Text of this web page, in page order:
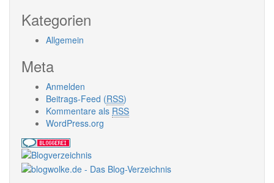
Kategorien
Allgemein
Meta
Anmelden
Beitrags-Feed (RSS)
Kommentare als RSS
WordPress.org